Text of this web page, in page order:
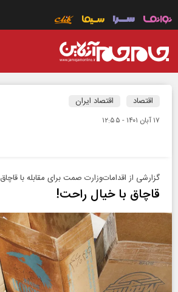
اقتصاد اقتصاد ایران
۱۷ آبان ۱۴۰۱ - ۱۲:۵۵
گزارشی از اقدامات‌وزارت صمت برای مقابله با قاچاق
قاچاق با خیال راحت!